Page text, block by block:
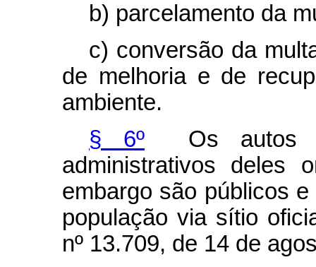
b) parcelamento da
c) conversão da
de melhoria e de
ambiente.
§ 6º Os autos
administrativos deles
embargo são públicos
população via sítio
nº 13.709, de 14 de